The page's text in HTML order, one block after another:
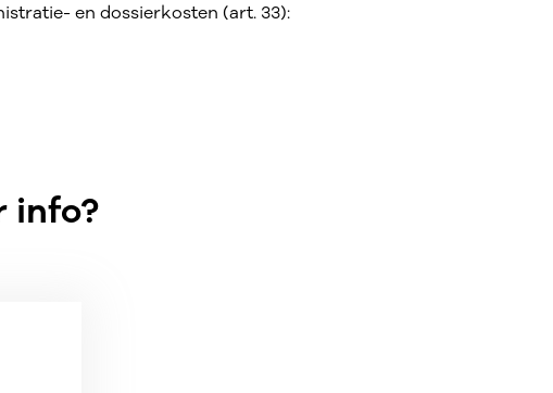
en dossierkosten (art. 33):
info?